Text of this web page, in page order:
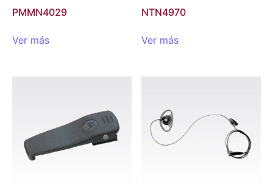
PMMN4029
Ver más
NTN4970
Ver más